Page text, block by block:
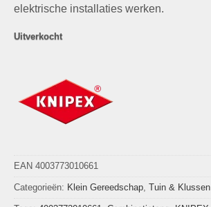
elektrische installaties werken.
Uitverkocht
EAN 4003773010661
Categorieën: Klein Gereedschap, Tuin & Klussen